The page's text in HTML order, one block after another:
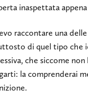
inaspettata
raccontare una
di quel tipo che
che siccome
la comprenderai